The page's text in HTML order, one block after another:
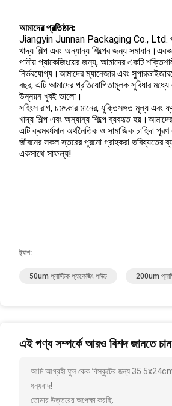
আমাদের প্রতিষ্ঠান:
Jiangyin Junnan Packaging Co., Ltd.
খাদ্য শিল্প এবং অন্যান্য শিল্পের জন্য
পানীয় প্যাকেজিংয়ের জন্য, আমাদের একটি
নির্ভরযোগ্য।আমাদের ম্যানেজার এবং
বছর, এটি আমাদের প্রতিযোগিতামূলক সুবিধার
উন্নয়ন খুবই ভালো।
সহিংস রাগ, চমৎকার মানের, যুক্তিসঙ্গত মূল্য
খাদ্য শিল্প এবং অন্যান্য শিল্পে ব্যবহৃত
এটি ক্রমবর্ধমান অর্থনৈতিক ও সামাজিক চাহিদা
জীবনের সকল স্তরের পুরনো গ্রাহকরা ভবিষ্যতের
একসাথে সাফল্য!
ট্যাগ:
50um প্লাস্টিক প্যাকেজিং পাউচ 200um
এই পণ্য সম্পর্কে আরও বিশদ জানতে চান
আমি আগ্রহী ফুল কেক বিস্কুটের জন্য 35.5x24cm
ধন্যবাদ!
তোমার উত্তরের অপেক্ষা করছি.